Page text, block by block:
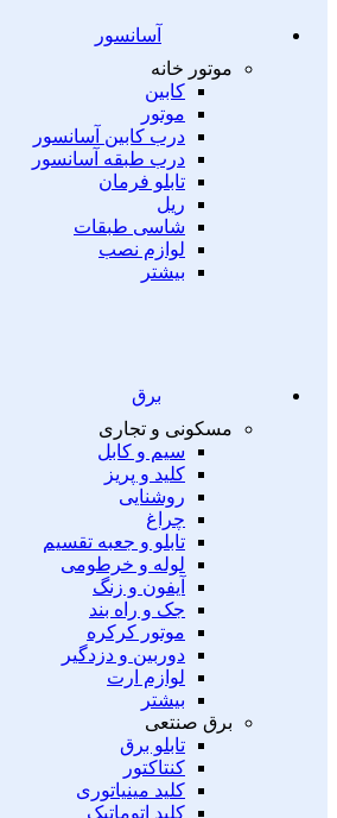
آسانسور
موتور خانه
کابین
موتور
درب کابین آسانسور
درب طبقه آسانسور
تابلو فرمان
ریل
شاسی طبقات
لوازم نصب
بیشتر
برق
مسکونی و تجاری
سیم و کابل
کلید و پریز
روشنایی
چراغ
تابلو و جعبه تقسیم
لوله و خرطومی
آیفون و زنگ
جک و راه بند
موتور کرکره
دوربین و دزدگیر
لوازم ارت
بیشتر
برق صنتعی
تابلو برق
کنتاکتور
کلید مینیاتوری
کلید اتوماتیک